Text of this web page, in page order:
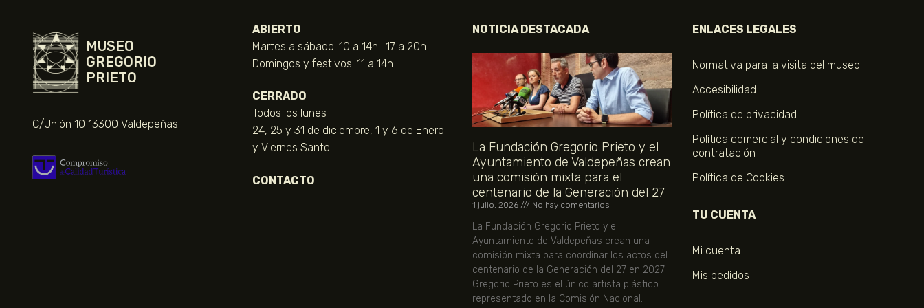
MUSEO
GREGORIO
PRIETO
C/Unión 10 13300 Valdepeñas
ABIERTO
Martes a sábado: 10 a 14h | 17 a 20h
Domingos y festivos: 11 a 14h
CERRADO
Todos los lunes
24, 25 y 31 de diciembre, 1 y 6 de Enero
y Viernes Santo
CONTACTO
NOTICIA DESTACADA
La Fundación Gregorio Prieto y el
Ayuntamiento de Valdepeñas crean
una comisión mixta para el
centenario de la Generación del 27
1 julio, 2026 No hay comentarios
La Fundación Gregorio Prieto y el
Ayuntamiento de Valdepeñas crean una
comisión mixta para coordinar los actos del
centenario de la Generación del 27 en 2027.
Gregorio Prieto es el único artista plástico
representado en la Comisión Nacional.
ENLACES LEGALES
Normativa para la visita del museo
Accesibilidad
Política de privacidad
Política comercial y condiciones de
contratación
Política de Cookies
TU CUENTA
Mi cuenta
Mis pedidos